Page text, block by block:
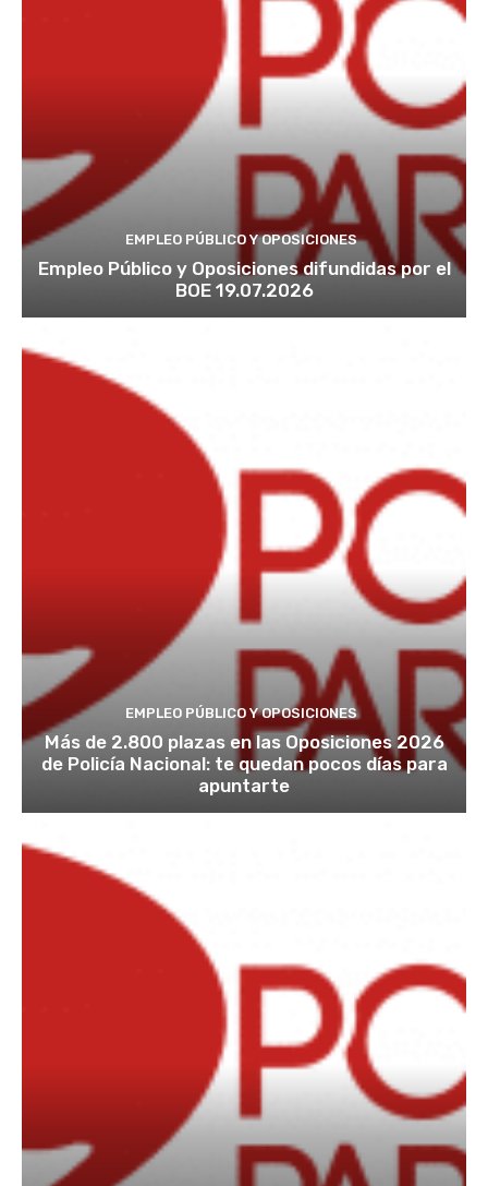
EMPLEO PÚBLICO Y OPOSICIONES
Empleo Público y Oposiciones difundidas por el
BOE 19.07.2026
EMPLEO PÚBLICO Y OPOSICIONES
Más de 2.800 plazas en las Oposiciones 2026
de Policía Nacional: te quedan pocos días para
apuntarte